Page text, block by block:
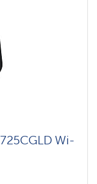
Wi-